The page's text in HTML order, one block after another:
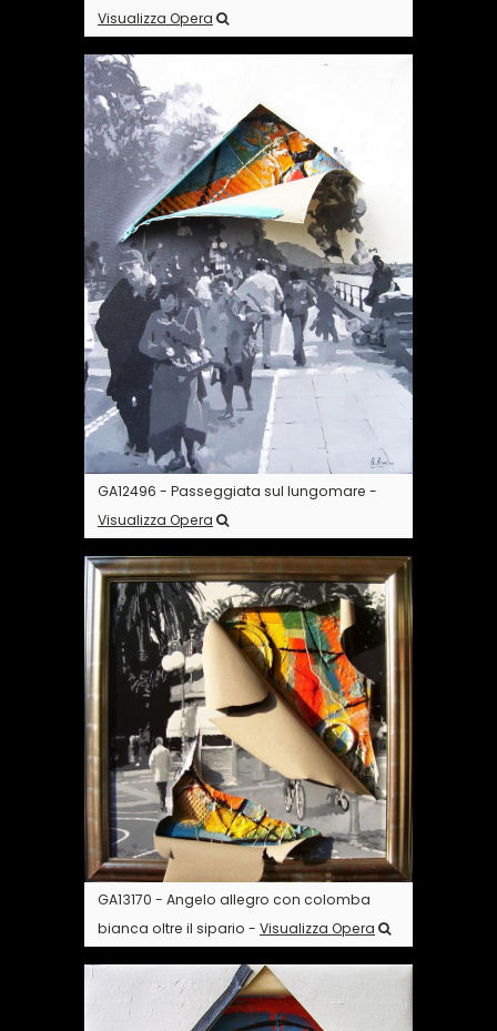
Visualizza Opera
GA12496 - Passeggiata sul lungomare -
Visualizza Opera
GA13170 - Angelo allegro con colomba
bianca oltre il sipario - Visualizza Opera